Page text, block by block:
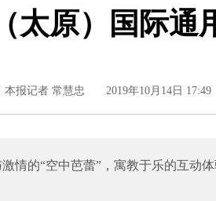
太原）国际
本报记者 常慧忠 2019年10月14日 17:49
情的“空中芭蕾”，寓教于乐的互动